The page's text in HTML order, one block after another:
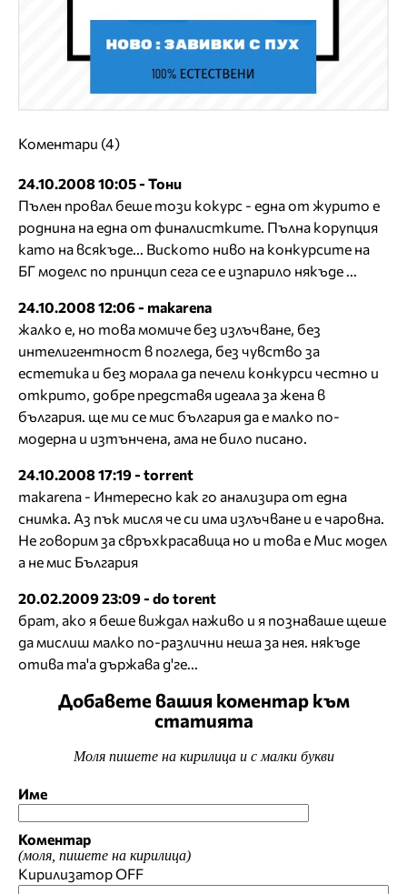
Коментари (4)
24.10.2008 10:05 - Тони
Пълен провал беше този кокурс - една от журито е
роднина на една от финалистките. Пълна корупция
като на всякъде... Виското ниво на конкурсите на
БГ моделс по принцип сега се е изпарило някъде ...
24.10.2008 12:06 - makarena
жалко е, но това момиче без излъчване, без
интелигентност в погледа, без чувство за
естетика и без морала да печели конкурси честно и
открито, добре представя идеала за жена в
българия. ще ми се мис българия да е малко по-
модерна и изтънчена, ама не било писано.
24.10.2008 17:19 - torrent
makarena - Интересно как го анализира от една
снимка. Аз пък мисля че си има излъчване и е чаровна.
Не говорим за свръхкрасавица но и това е Мис модел
а не мис България
20.02.2009 23:09 - do torent
брат, ако я беше виждал наживо и я познаваше щеше
да мислиш малко по-различни неша за нея. някъде
отива та'а държава д'ге...
Добавете вашия коментар към
статията
Моля пишете на кирилица и с малки букви
Име
Коментар
(моля, пишете на кирилица)
КирилизаторOFF